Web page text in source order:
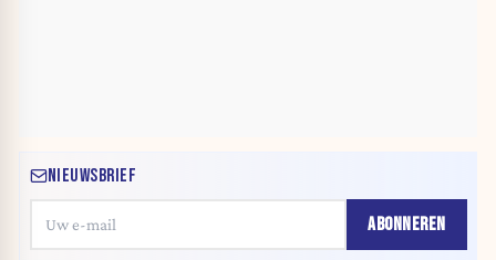
NIEUWSBRIEF
ABONNEREN